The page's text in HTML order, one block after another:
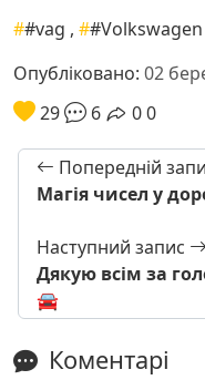
##vag , ##Volkswagen
Опубліковано: 02
29
6 00
Попередній
Магія чисел у
Наступний запис
Дякую всім за
🚘
Коментарі